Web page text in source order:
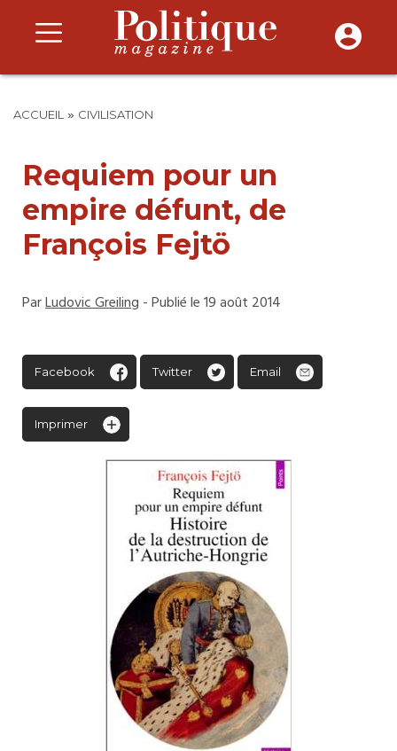
ACCUEIL » CIVILISATION
Requiem pour un
empire défunt, de
François Fejtö
ParLudovic Greiling - Publié le 19 août 2014
Facebook Twitter Email
Imprimer